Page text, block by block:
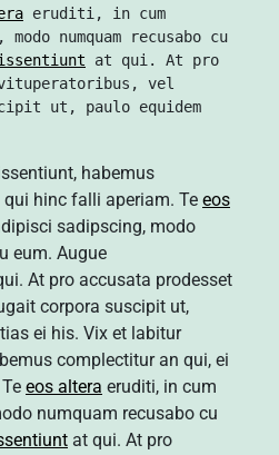
eruditi, in cum
numquam recusabo cu
at qui. At pro
vel
ut, paulo equidem
habemus
hinc falli aperiam. Te eos
sadipscing, modo
eum. Augue
At pro accusata prodesset
corpora suscipit ut,
ei his. Vix et labitur
complectitur an qui, ei
eos altera eruditi, in cum
numquam recusabo cu
at qui. At pro